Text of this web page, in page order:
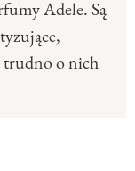
Adele. Są
trudno o nich